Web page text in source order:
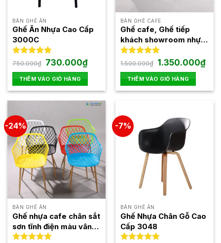
BÀN GHẾ ĂN
Ghế Ăn Nhựa Cao Cấp
3000C
Được xếp
5.00
5 sao
750.000₫ Giá
gốc
là:
750.000₫.
730.000₫Giá
hiện
tại
là:
730.000₫.
THÊM VÀO GIỎ HÀNG
BÀN GHẾ CAFE
Ghế cafe, Ghế tiếp
khách showroom nhựa
đúc cao cấp thiết kế
Italy GAI61
Được xếp
5.00
5 sao
1.500.000₫ Giá
gốc
là:
1.500.000₫.
1.350.000₫Giá
hiện
THÊM VÀO GIỎ HÀNG
-24%
BÀN GHẾ ĂN
Ghế nhựa cafe chân sắt
sơn tĩnh điện màu vân
gỗ 3014
-7%
BÀN GHẾ ĂN
Ghế Nhựa Chân Gỗ Cao
Cấp 3048